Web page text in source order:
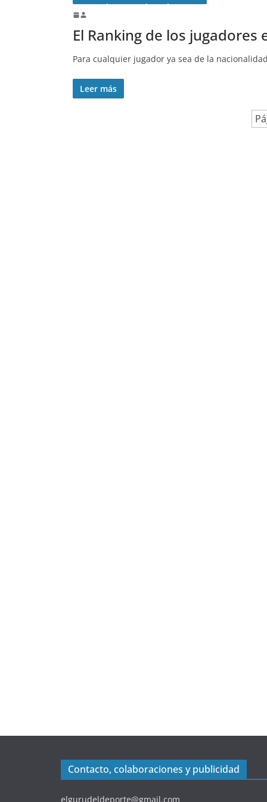
El Ranking de los
Para cualquier jugador ya sea de la
Leer más
Contacto, colaboraciones y publicidad
elgurudeldeporte@gmail.com